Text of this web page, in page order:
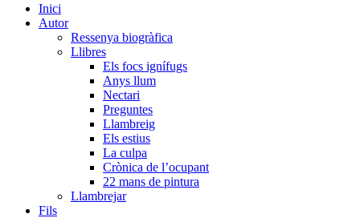
Close
Menu
Inici
Autor
Ressenya biogràfica
Llibres
Els focs ignífugs
Anys llum
Nectari
Preguntes
Llambreig
Els estius
La culpa
Crònica de l’ocupant
22 mans de pintura
Llambrejar
Fils